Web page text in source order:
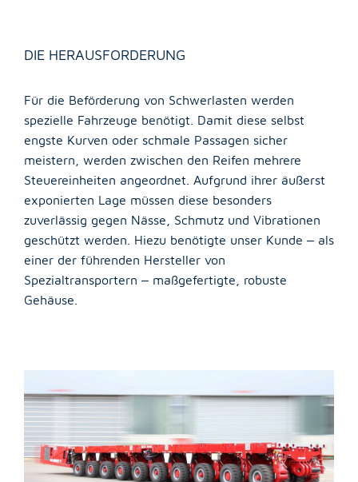
DIE HERAUSFORDERUNG
Für die Beförderung von Schwerlasten werden
spezielle Fahrzeuge benötigt. Damit diese selbst
engste Kurven oder schmale Passagen sicher
meistern, werden zwischen den Reifen mehrere
Steuereinheiten angeordnet. Aufgrund ihrer äußerst
exponierten Lage müssen diese besonders
zuverlässig gegen Nässe, Schmutz und Vibrationen
geschützt werden. Hiezu benötigte unser Kunde – als
einer der führenden Hersteller von
Spezialtransportern – maßgefertigte, robuste
Gehäuse.